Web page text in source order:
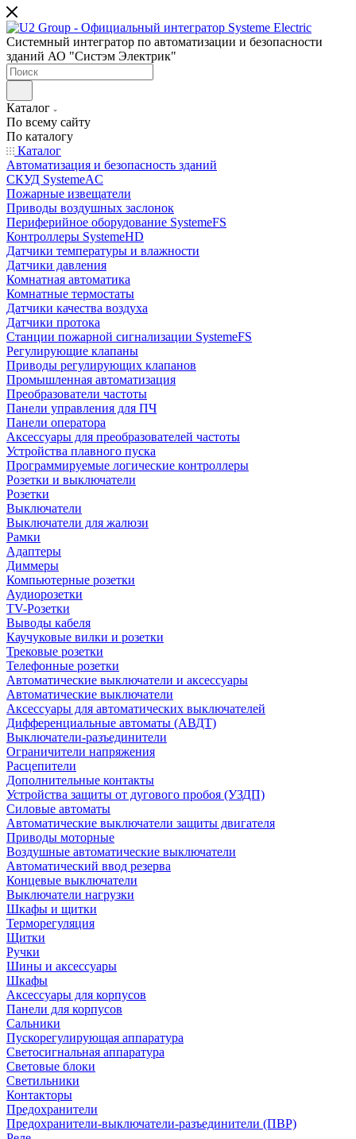
Системный интегратор по автоматизации и безопасности
зданий АО "Систэм Электрик"
Каталог
По всему сайту
По каталогу
Каталог
Автоматизация и безопасность зданий
СКУД SystemeAC
Пожарные извещатели
Приводы воздушных заслонок
Периферийное оборудование SystemeFS
Контроллеры SystemeHD
Датчики температуры и влажности
Датчики давления
Комнатная автоматика
Комнатные термостаты
Датчики качества воздуха
Датчики протока
Станции пожарной сигнализации SystemeFS
Регулирующие клапаны
Приводы регулирующих клапанов
Промышленная автоматизация
Преобразователи частоты
Панели управления для ПЧ
Панели оператора
Аксессуары для преобразователей частоты
Устройства плавного пуска
Программируемые логические контроллеры
Розетки и выключатели
Розетки
Выключатели
Выключатели для жалюзи
Рамки
Адаптеры
Диммеры
Компьютерные розетки
Аудиорозетки
TV-Розетки
Выводы кабеля
Каучуковые вилки и розетки
Трековые розетки
Телефонные розетки
Автоматические выключатели и аксессуары
Автоматические выключатели
Аксессуары для автоматических выключателей
Дифференциальные автоматы (АВДТ)
Выключатели-разъединители
Ограничители напряжения
Расцепители
Дополнительные контакты
Устройства защиты от дугового пробоя (УЗДП)
Силовые автоматы
Автоматические выключатели защиты двигателя
Приводы моторные
Воздушные автоматические выключатели
Автоматический ввод резерва
Концевые выключатели
Выключатели нагрузки
Шкафы и щитки
Терморегуляция
Щитки
Ручки
Шины и аксессуары
Шкафы
Аксессуары для корпусов
Панели для корпусов
Сальники
Пускорегулирующая аппаратура
Светосигнальная аппаратура
Световые блоки
Светильники
Контакторы
Предохранители
Предохранители-выключатели-разъединители (ПВР)